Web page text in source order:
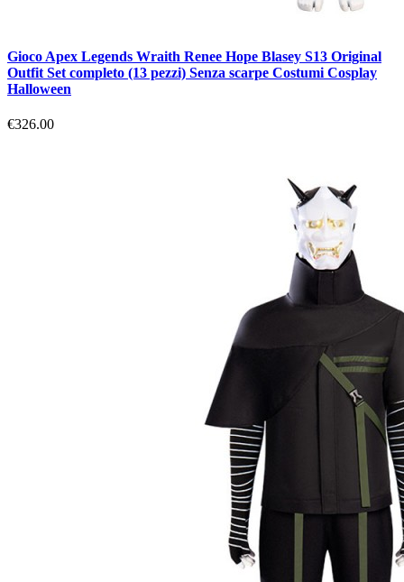
Gioco Apex Legends Wraith Renee Hope Blasey S13 Original
Outfit Set completo (13 pezzi) Senza scarpe Costumi Cosplay
Halloween
€326.00